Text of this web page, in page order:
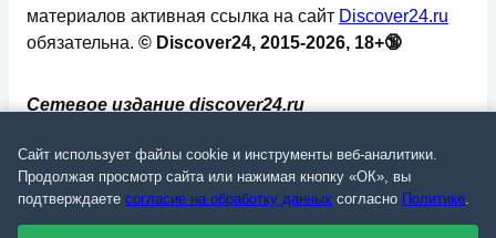
Сетевое издание discover24.ru
надзору в сфере связи, информационных
технологий и массовых коммуникаций
(Роскомнадзор). Регистрационный номер: ЭЛ №
материалов активная ссылка на сайт Discover24.ru
обязательна. © Discover24, 2015-2026, 18+🔞
Сайт использует файлы cookie и инструменты веб-аналитики.
Продолжая просмотр сайта или нажимая кнопку «ОК», вы
подтверждаете согласие на обработку данных согласно Политике.